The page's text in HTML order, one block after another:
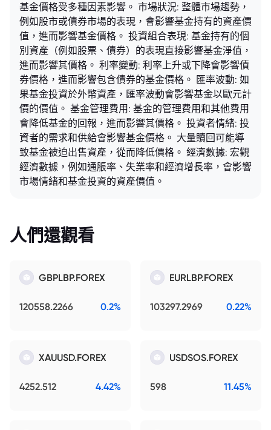
基金價格受多種因素影響。 市場狀況: 整體市場趨勢，
例如股市或債券市場的表現，會影響基金持有的資產價
值，進而影響基金價格。 投資組合表現: 基金持有的個
別資產（例如股票、債券）的表現直接影響基金淨值，
進而影響其價格。 利率變動: 利率上升或下降會影響債
券價格，進而影響包含債券的基金價格。 匯率波動: 如
果基金投資於外幣資產，匯率波動會影響基金以歐元計
價的價值。 基金管理費用: 基金的管理費用和其他費用
會降低基金的回報，進而影響其價格。 投資者情緒: 投
資者的需求和供給會影響基金價格。 大量贖回可能導
致基金被迫出售資產，從而降低價格。 經濟數據: 宏觀
經濟數據，例如通脹率、失業率和經濟增長率，會影響
市場情緒和基金投資的資產價值。
人們還觀看
GBPLBP.FOREX
120558.2266 0.2%
EURLBP.FOREX
103297.2969 0.22%
XAUUSD.FOREX
4252.512 4.42%
USDSOS.FOREX
598 11.45%